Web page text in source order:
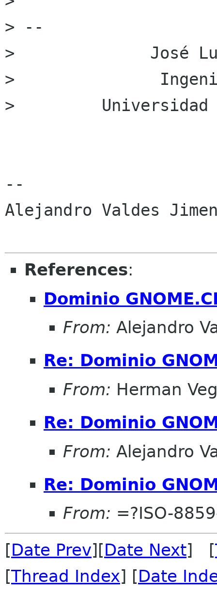
> --
>              José
>
>         Universidad
--
Alejandro Valdes
References:
Dominio
From: Alejandro
Re: Dominio
From: Herman
Re: Dominio
From: Alejandro
Re: Dominio
From: =?ISO-
[Date Prev][Date Next] [
[Thread Index] [Date